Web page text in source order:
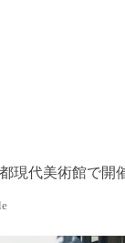
現代美術館で開